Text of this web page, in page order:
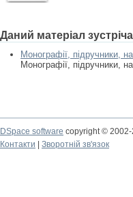
Даний матеріал
Монографії, підручники,
Монографії, підручники,
DSpace software copyright © 2002-
Контакти
Зворотній зв'язок